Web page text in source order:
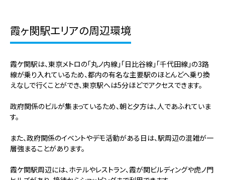
霞ヶ関駅エリアの周辺環境
霞ケ関駅は、東京メトロの「丸ノ内線」「日比谷線」「千代田線」の3路
線が乗り入れているため、都内の有名な主要駅のほとんどへ乗り換
えなしで行くことができ、東京駅へは5分ほどでアクセスできます。
政府関係のビルが集まっているため、朝と夕方は、人であふれていま
す。
また、政府関係のイベントやデモ活動がある日は、駅周辺の混雑が一
層強まることがあります。
霞ケ関駅周辺には、ホテルやレストラン、霞が関ビルディングや虎ノ門